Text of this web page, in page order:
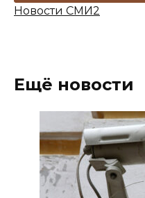
Новости СМИ2
Ещё новости